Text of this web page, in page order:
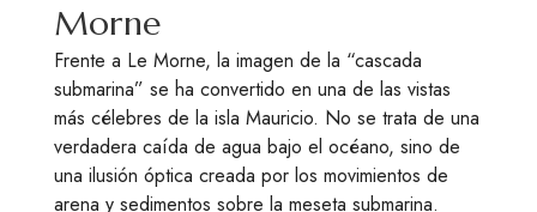
Morne
Frente a Le Morne, la imagen de la “cascada
submarina” se ha convertido en una de las vistas
más célebres de la isla Mauricio. No se trata de una
verdadera caída de agua bajo el océano, sino de
una ilusión óptica creada por los movimientos de
arena y sedimentos sobre la meseta submarina.